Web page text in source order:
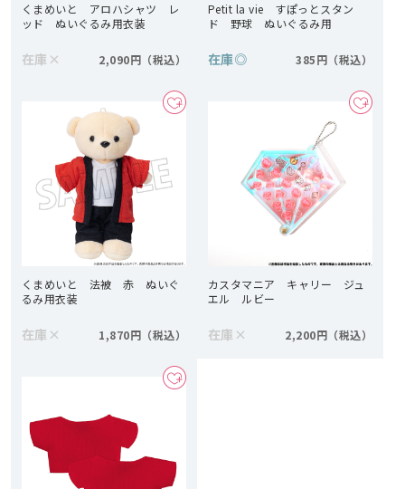
くまめいと アロハシャツ レ
ッド ぬいぐるみ用衣装
在庫 × 2,090円
Petit la vie すぽっとスタン
ド 野球 ぬいぐるみ用
在庫◎ 385円
くまめいと 法被 赤 ぬいぐ
るみ用衣装
在庫 × 1,870円
カスタマニア キャリー ジュ
エル ルビー
在庫 × 2,200円